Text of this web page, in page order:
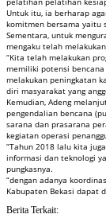
Untuk itu, ia berharap
komitmen bersama yaitu
Sementara, untuk
mengaku telah
“Kita telah melakukan
memiliki potensi
melakukan peningkatan
diri masyarakat yang
Kemudian, Adeng
pengendalian bencana
sarana dan prasarana
kegiatan operasi
“Tahun 2018 lalu kita
informasi dan teknologi
pungkasnya.
“dengan adanya
Kabupaten Bekasi dapat
Berita Terkait: